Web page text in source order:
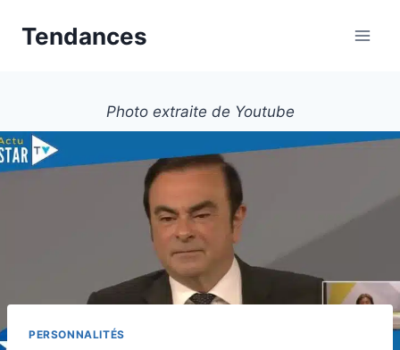
Tendances
Photo extraite de Youtube
PERSONNALITÉS